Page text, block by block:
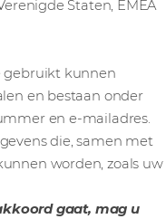
Staten, EMEA
gebruikt kunnen
en bestaan onder
en e-mailadres.
die, samen met
worden, zoals uw
gaat, mag u